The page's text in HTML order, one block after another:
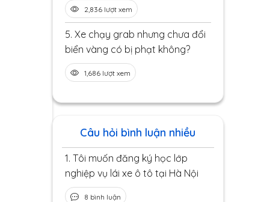
2,836 lượt xem
5. Xe chạy grab nhưng chưa đổi
biển vàng có bị phạt không?
1,686 lượt xem
Câu hỏi bình luận nhiều
1. Tôi muốn đăng ký học lớp
nghiệp vụ lái xe ô tô tại Hà Nội
8 bình luận